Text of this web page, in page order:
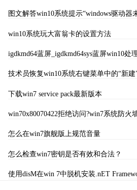
图文解答win10系统提示“windows驱动器
win10系统玩大富翁卡的设置方法
igdkmd64蓝屏_igdkmd64sys蓝屏win10处
技术员恢复win10系统右键菜单中的“新
下载win7 service pack最新版本
win70x80070422拒绝访问?win7系统防火
怎么在win7旗舰版上规范音量
怎么检查win7密钥是否有效和合法？
使用disM在win 7中脱机安装.nET